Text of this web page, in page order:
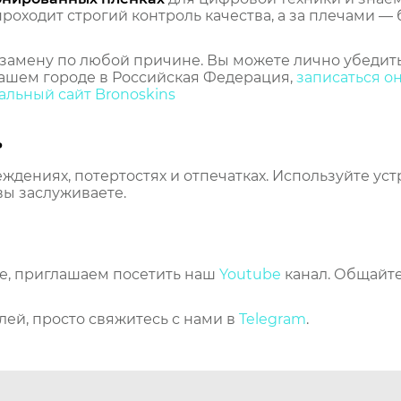
строгий контроль качества, а за плечами
по любой причине. Вы можете лично
городе в Российская Федерация, записаться
сайт Bronoskins
потертостях и отпечатках. Используйте
заслуживаете.
приглашаем посетить наш Youtube канал.
просто свяжитесь с нами в Telegram.